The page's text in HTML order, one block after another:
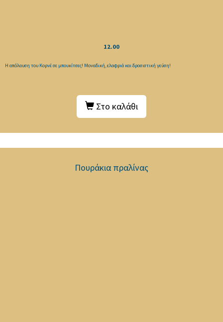
12.00
Η απόλαυση του Κορνέ σε μπουκίτσες! Μοναδική, ελαφριά και δροσιστική γεύση!
Στο καλάθι
Πουράκια πραλίνας